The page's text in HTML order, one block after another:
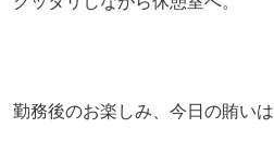
勤務後のお楽しみ、今日の賄いは